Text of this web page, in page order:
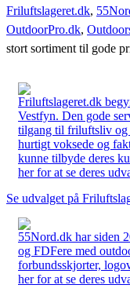
Friluftslageret.dk,
OutdoorPro.dk,
stort sortiment til gode
Friluftslageret.dk
Vestfyn. Den gode
tilgang til friluftsliv og
hurtigt voksede og
kunne tilbyde deres
her for at se deres
Se udvalget på
55Nord.dk har siden
og FDFere med
forbundsskjorter,
her for at se deres